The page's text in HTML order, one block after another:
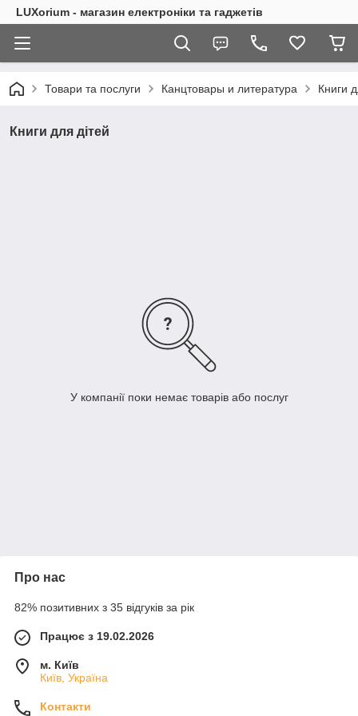
LUXorium - магазин електроніки та гаджетів
Товари та послуги Канцтовары и литература Книги
Книги для дітей
У компанії поки немає товарів або послуг
Про нас
82% позитивних з 35 відгуків за рік
Працює з 19.02.2026
м. Київ
Київ, Україна
Контакти